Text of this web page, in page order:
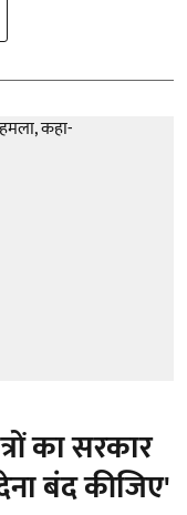
का सरकार
बंद कीजिए'